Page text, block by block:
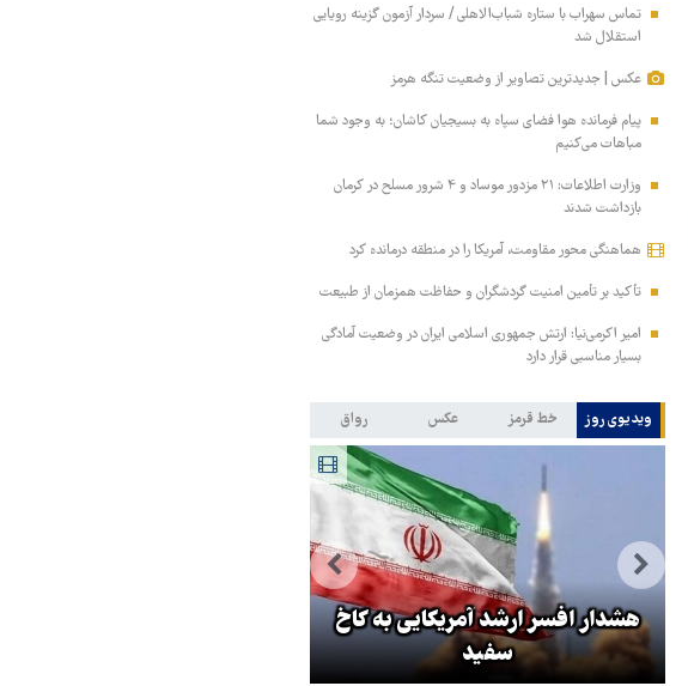
تماس سهراب با ستاره شباب‌الاهلی / سردار آزمون گزینه رویایی
استقلال شد
عکس | جدیدترین تصاویر از وضعیت تنگه هرمز
پیام فرمانده هوا فضای سپاه به بسیجیان کاشان؛ به وجود شما
مباهات می‌کنیم
وزارت اطلاعات: ۲۱ مزدور موساد و ۴ شرور مسلح در کرمان
بازداشت شدند
هماهنگی محور مقاومت، آمریکا را در منطقه درمانده کرد
تأکید بر تأمین امنیت گردشگران و حفاظت همزمان از طبیعت
امیر اکرمی‌نیا: ارتش جمهوری اسلامی ایران در وضعیت آمادگی
بسیار مناسبی قرار دارد
ویدیوی روز خط قرمز عکس رواق
هشدار افسر ارشد آمریکایی به کاخ
سفید